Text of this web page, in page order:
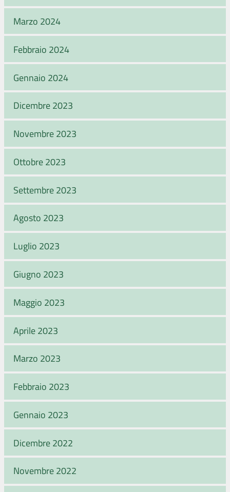
Marzo 2024
Febbraio 2024
Gennaio 2024
Dicembre 2023
Novembre 2023
Ottobre 2023
Settembre 2023
Agosto 2023
Luglio 2023
Giugno 2023
Maggio 2023
Aprile 2023
Marzo 2023
Febbraio 2023
Gennaio 2023
Dicembre 2022
Novembre 2022